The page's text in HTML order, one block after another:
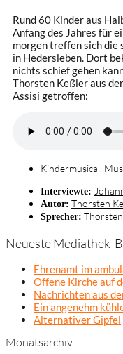
Rund 60 Kinder aus
Anfang des Jahres für
morgen treffen sich die
in Hedersleben. Dort
nichts schief gehen
Thorsten Keßler aus
Assisi getroffen:
Kindermusical
Interviewte:
Autor: Thorsten
Sprecher:
Neueste Mediathek-
Ehrenamt im
Offene Kirche auf
Nachrichten aus
Ein angenehm
Alternativer Gipfel
Monatsarchiv